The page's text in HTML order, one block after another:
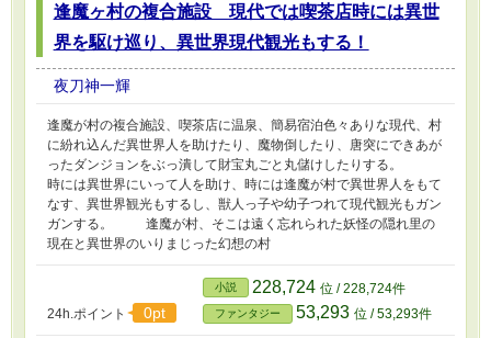
逢魔ヶ村の複合施設 現代では喫茶店時には異世
界を駆け巡り、異世界現代観光もする！
夜刀神一輝
逢魔が村の複合施設、喫茶店に温泉、簡易宿泊色々ありな現代、村
に紛れ込んだ異世界人を助けたり、魔物倒したり、唐突にできあが
ったダンジョンをぶっ潰して財宝丸ごと丸儲けしたりする。
時には異世界にいって人を助け、時には逢魔が村で異世界人をもて
なす、異世界観光もするし、獣人っ子や幼子つれて現代観光もガン
ガンする。 逢魔が村、そこは遠く忘れられた妖怪の隠れ里の
現在と異世界のいりまじった幻想の村
24h.ポイント 0pt
小説 228,724 位 / 228,724件
ファンタジー 53,293 位 / 53,293件